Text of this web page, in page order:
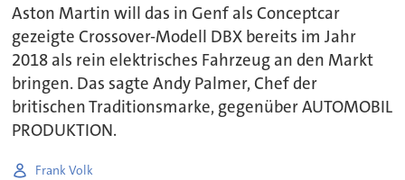
Aston Martin will das in Genf als Conceptcar
gezeigte Crossover-Modell DBX bereits im Jahr
2018 als rein elektrisches Fahrzeug an den Markt
bringen. Das sagte Andy Palmer, Chef der
britischen Traditionsmarke, gegenüber AUTOMOBIL
PRODUKTION.
Frank Volk